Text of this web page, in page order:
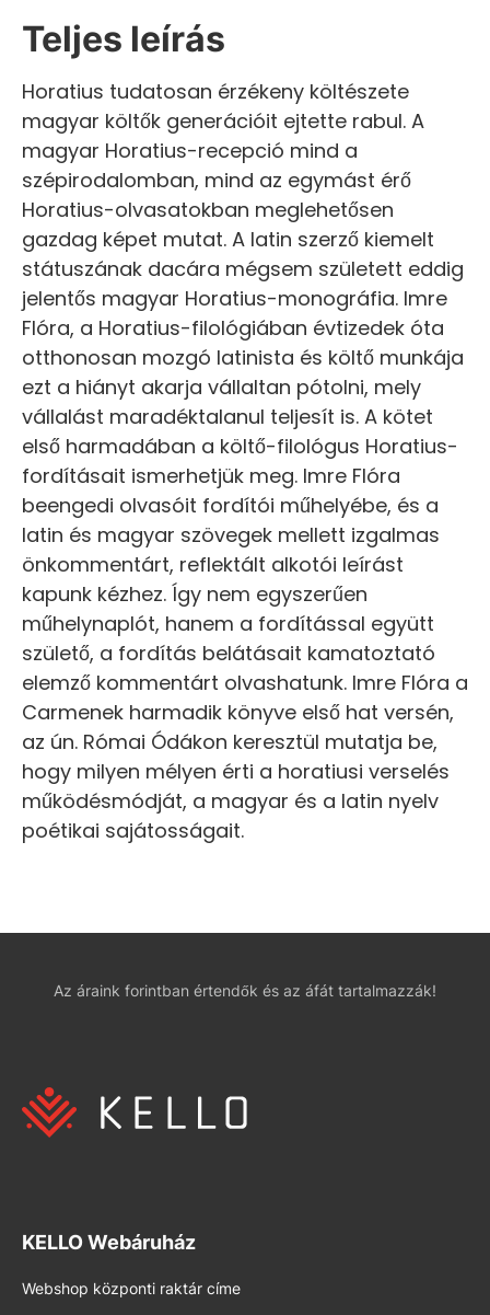
Teljes leírás
Horatius tudatosan érzékeny költészete
magyar költők generációit ejtette rabul. A
magyar Horatius-recepció mind a
szépirodalomban, mind az egymást érő
Horatius-olvasatokban meglehetősen
gazdag képet mutat. A latin szerző kiemelt
státuszának dacára mégsem született eddig
jelentős magyar Horatius-monográfia. Imre
Flóra, a Horatius-filológiában évtizedek óta
otthonosan mozgó latinista és költő munkája
ezt a hiányt akarja vállaltan pótolni, mely
vállalást maradéktalanul teljesít is. A kötet
első harmadában a költő-filológus Horatius-
fordításait ismerhetjük meg. Imre Flóra
beengedi olvasóit fordítói műhelyébe, és a
latin és magyar szövegek mellett izgalmas
önkommentárt, reflektált alkotói leírást
kapunk kézhez. Így nem egyszerűen
műhelynaplót, hanem a fordítással együtt
születő, a fordítás belátásait kamatoztató
elemző kommentárt olvashatunk. Imre Flóra a
Carmenek harmadik könyve első hat versén,
az ún. Római Ódákon keresztül mutatja be,
hogy milyen mélyen érti a horatiusi verselés
működésmódját, a magyar és a latin nyelv
poétikai sajátosságait.
Az áraink forintban értendők és az áfát tartalmazzák!
KELLO Webáruház
Webshop központi raktár címe